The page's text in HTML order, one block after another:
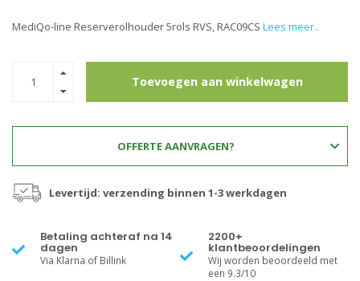
MediQo-line Reserverolhouder 5rols RVS, RAC09CS Lees meer..
Toevoegen aan winkelwagen
OFFERTE AANVRAGEN?
Levertijd: verzending binnen 1-3 werkdagen
Betaling achteraf na 14
dagen
Via Klarna of Billink
2200+
klantbeoordelingen
Wij worden beoordeeld met
een 9.3/10